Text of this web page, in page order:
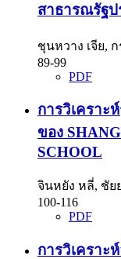
สาธารณรัฐ
ชุนหวาง เจีย,
89-99
PDF
การวิเคราะ
ของ
SCHOOL
จินหยัง หลี่, ชั
100-116
PDF
การวิเครา